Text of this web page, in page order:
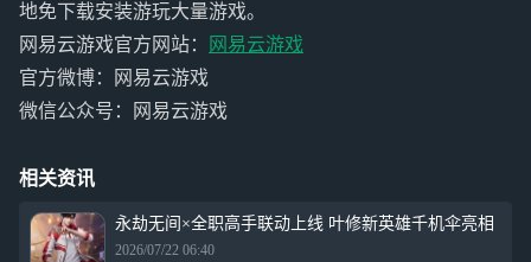
地免下载安装游玩大量游戏。
网易云游戏官方网站：
网易云游戏
官方微博：网易云游戏
微信公众号：网易云游戏
相关资讯
永劫无间×全职高手联动上线 叶修新英雄千机伞亮相
2026/07/22 06:40